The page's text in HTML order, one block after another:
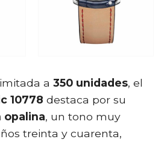
a 350 unidades, el
10778 destaca por su
opalina, un tono muy
treinta y cuarenta,